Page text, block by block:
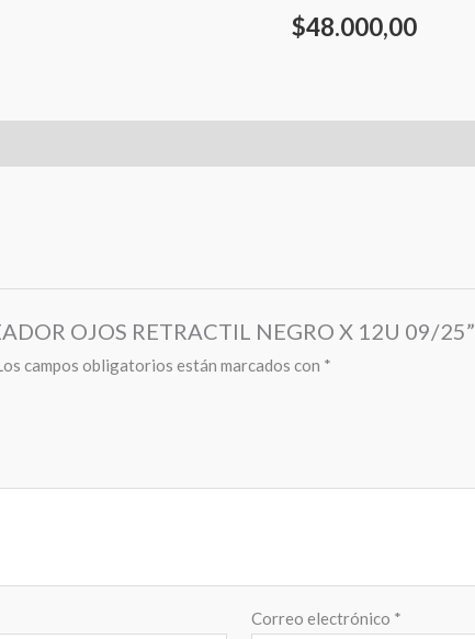
$48.000,00
OJOS RETRACTIL NEGRO X 12U 09/25”
campos obligatorios están marcados con *
Correo electrónico *